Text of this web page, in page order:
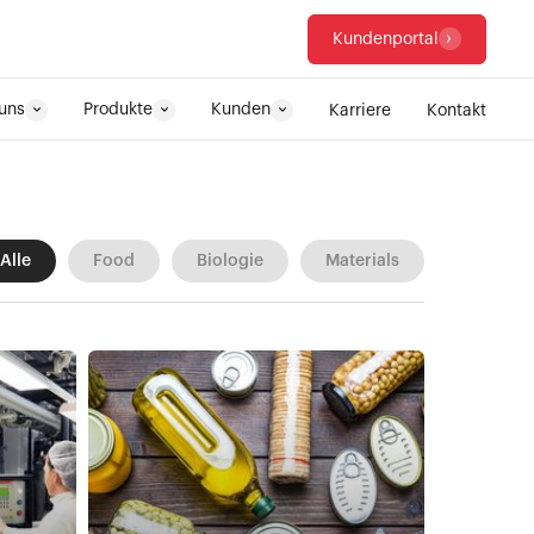
Kundenportal
Produkte Kunden Karriere Kontakt
Alle Food Biologie Materials